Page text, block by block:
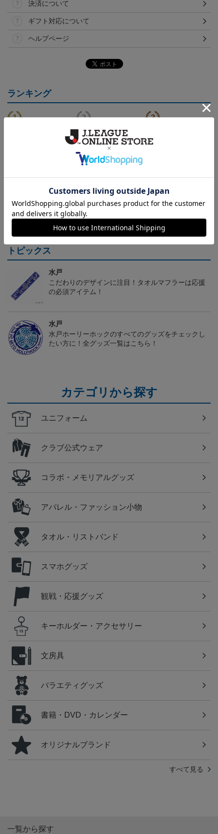
決済について
ギフト対応について
ヘルプページ
ランキング
（Sｰ3XL）2026/27 オー
センティックユニフォー
ム FP 1st
20,020円～25,520円
（130-160cm）2026/27
キッズユニフォーム FP1s
t
5,500円
（4XL）2026/27 オーセ
ンティックユニフォーム
トピックス
水戸
こだわりのデザインに注目！タオルマフラーは応援
の必須アイテム！
水戸
水戸ホーリーホックのすべてのグッズをチェックし
たい方に！全グッズ一覧はこちら！
カテゴリから探す
ユニフォーム
クラブ公式ウェア
コラボ・メモリアルグッズ
アパレル・ファッション小物
タオル・リストバンド
スマホグッズ
観戦・応援グッズ
キーホルダー・アクセサリー
文房具
バラエティグッズ
書籍・DVD・カレンダー
オリジナルブランド
すべて見る
一覧から探す